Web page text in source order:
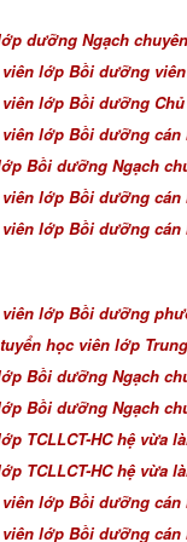
dưỡng Ngạch
lớp Bồi dưỡng
lớp Bồi dưỡng
lớp Bồi dưỡng
Bồi dưỡng Ngạch
lớp Bồi dưỡng
lớp Bồi dưỡng
lớp Bồi dưỡng
học viên lớp
Bồi dưỡng Ngạch
Bồi dưỡng Ngạch
TCLLCT-HC hệ vừa
TCLLCT-HC hệ vừa
lớp Bồi dưỡng
lớp Bồi dưỡng